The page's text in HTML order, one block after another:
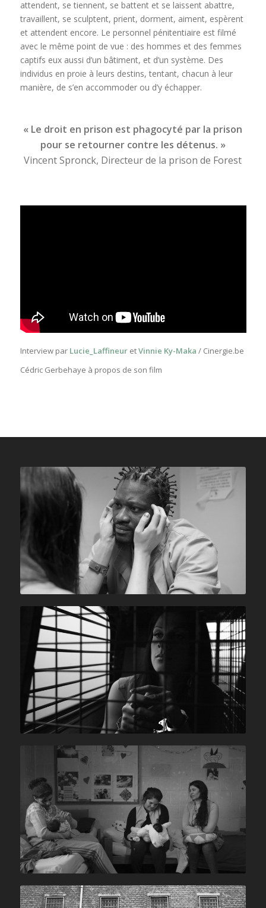
attendent, se tiennent, se battent et se laissent abattre,
travaillent, se sculptent, prient, dorment, aiment, espèrent
et attendent encore. Le personnel pénitentiaire est filmé
avec le même point de vue : des hommes et des femmes
captifs eux aussi d’un bâtiment, et d’un système. Des
individus en proie à leurs destins, tentant, chacun à leur
manière, de s’en accommoder ou d’y échapper.
« Le droit en prison est phagocyté par la prison
pour se retourner contre les détenus. »
Vincent Spronck, Directeur de la prison de Forest
Interview par Lucie_LaffineuretVinnie Ky-Maka / Cinergie.be
Cédric Gerbehaye à propos de son film